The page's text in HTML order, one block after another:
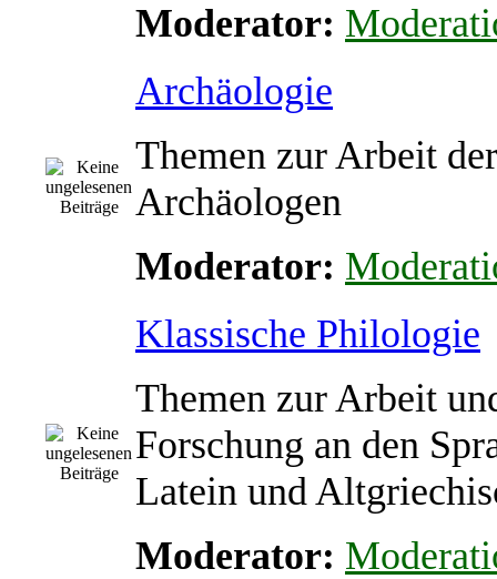
Moderator:
Archäologie
Themen zur Arbeit der
Archäologen
Moderator:
Klassische Philologie
Themen zur Arbeit
Forschung an den
Latein und
Moderator: